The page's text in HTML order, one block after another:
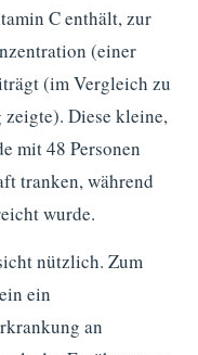
C enthält, zur
(einer
(im Vergleich zu
Diese kleine,
mit 48 Personen
tranken, während
wurde.
nützlich. Zum
ein
an